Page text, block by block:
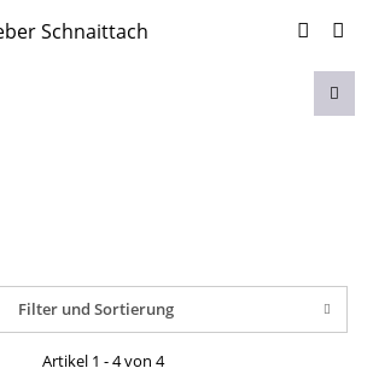
Filter und Sortierung
Artikel 1 - 4 von 4